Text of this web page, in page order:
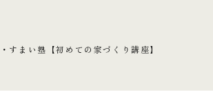
・ すまい塾【初めての家づくり講座】